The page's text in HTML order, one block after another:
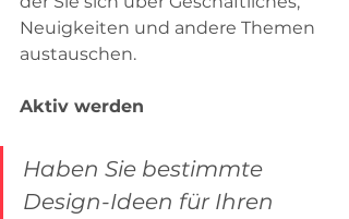
Neuigkeiten und andere Themen
austauschen.
Aktiv werden
Haben Sie bestimmte
Design-Ideen für Ihren